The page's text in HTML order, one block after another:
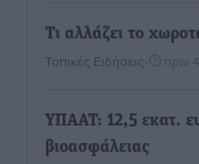
Τι αλλάζει το
Τοπικές Ειδήσεις πριν
ΥΠΑΑΤ: 12,5 εκατ.
βιοασφάλειας